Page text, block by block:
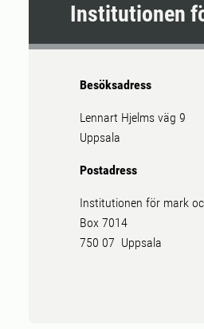
Institutionen
Besöksadress
Lennart Hjelms väg 9
Uppsala
Postadress
Institutionen för mark
Box 7014
750 07 Uppsala